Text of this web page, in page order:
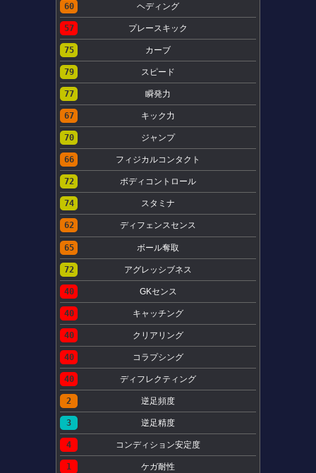
60 ヘディング
57 プレースキック
75 カーブ
79 スピード
77 瞬発力
67 キック力
70 ジャンプ
66 フィジカルコンタクト
72 ボディコントロール
74 スタミナ
62 ディフェンスセンス
65 ボール奪取
72 アグレッシブネス
40 GKセンス
40 キャッチング
40 クリアリング
40 コラプシング
40 ディフレクティング
2 逆足頻度
3 逆足精度
4 コンディション安定度
1 ケガ耐性